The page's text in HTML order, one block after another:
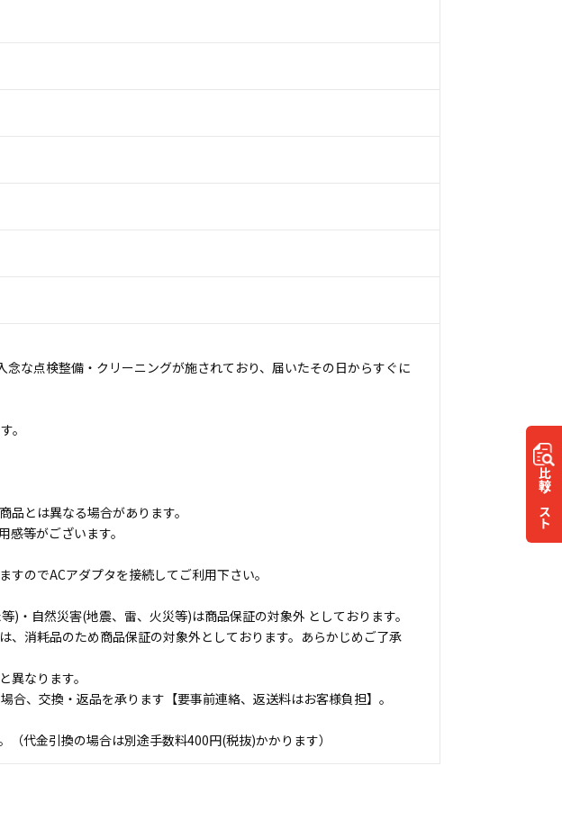
比較
リスト
な点検整備・クリーニングが施されており、届いたその日からすぐに
。
とは異なる場合があります。
等がございます。
のでACアダプタを接続してご利用下さい。
・自然災害(地震、雷、火災等)は商品保証の対象外 としております。
消耗品のため商品保証の対象外としております。あらかじめご了承
なります。
、交換・返品を承ります【要事前連絡、返送料はお客様負担】。
代金引換の場合は別途手数料400円(税抜)かかります）